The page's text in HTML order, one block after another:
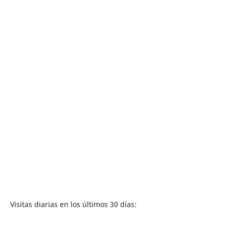
Visitas diarias en los últimos 30 días: